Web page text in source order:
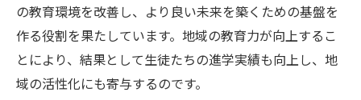
の教育環境を改善し、より良い未来を築くための基盤を
作る役割を果たしています。地域の教育力が向上するこ
とにより、結果として生徒たちの進学実績も向上し、地
域の活性化にも寄与するのです。